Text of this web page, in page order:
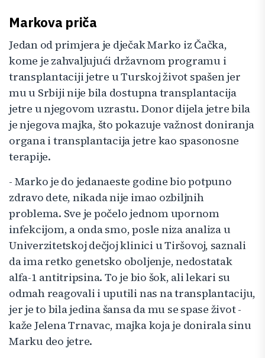
Markova priča
Jedan od primjera je dječak Marko iz Čačka,
kome je zahvaljujući državnom programu i
transplantaciji jetre u Turskoj život spašen jer
mu u Srbiji nije bila dostupna transplantacija
jetre u njegovom uzrastu. Donor dijela jetre bila
je njegova majka, što pokazuje važnost doniranja
organa i transplantacija jetre kao spasonosne
terapije.
- Marko je do jedanaeste godine bio potpuno
zdravo dete, nikada nije imao ozbiljnih
problema. Sve je počelo jednom upornom
infekcijom, a onda smo, posle niza analiza u
Univerzitetskoj dečjoj klinici u Tiršovoj, saznali
da ima retko genetsko oboljenje, nedostatak
alfa-1 antitripsina. To je bio šok, ali lekari su
odmah reagovali i uputili nas na transplantaciju,
jer je to bila jedina šansa da mu se spase život -
kaže Jelena Trnavac, majka koja je donirala sinu
Marku deo jetre.